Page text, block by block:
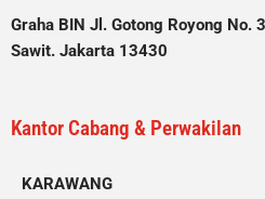
Graha BIN Jl. Gotong Royong No.
Sawit. Jakarta 13430
Kantor Cabang & Perwakilan
KARAWANG